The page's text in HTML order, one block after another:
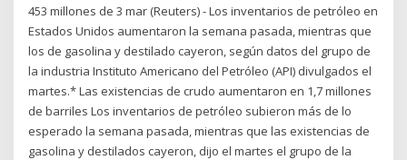
453 millones de 3 mar (Reuters) - Los inventarios de petróleo en
Estados Unidos aumentaron la semana pasada, mientras que
los de gasolina y destilado cayeron, según datos del grupo de
la industria Instituto Americano del Petróleo (API) divulgados el
martes.* Las existencias de crudo aumentaron en 1,7 millones
de barriles Los inventarios de petróleo subieron más de lo
esperado la semana pasada, mientras que las existencias de
gasolina y destilados cayeron, dijo el martes el grupo de la